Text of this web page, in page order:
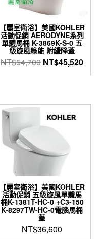
【麗室衛浴】美國KOHLER
活動促銷 AERODYNE系列
單體馬桶 K-3869K-S-0 五
級旋風綠能 附緩降蓋
NT$54,700 原
始
NT$54,700。
NT$45,520目
前
【麗室衛浴】美國KOHLER
活動促銷 五級旋風單體馬
桶K-1381T-HC-0 +C3-150
K-8297TW-HC-0電腦馬桶
蓋
NT$36,600